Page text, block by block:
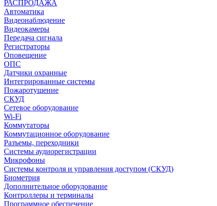
РАСПРОДАЖА
Автоматика
Видеонаблюдение
Видеокамеры
Передача сигнала
Регистраторы
Оповещение
ОПС
Датчики охранные
Интегрированные системы
Пожаротушение
СКУД
Сетевое оборудование
Wi-Fi
Коммутаторы
Коммутационное оборудование
Разъемы, переходники
Системы аудиорегистрации
Микрофоны
Системы контроля и управления доступом (СКУД)
Биометрия
Дополнительное оборудование
Контроллеры и терминалы
Программное обеспечение